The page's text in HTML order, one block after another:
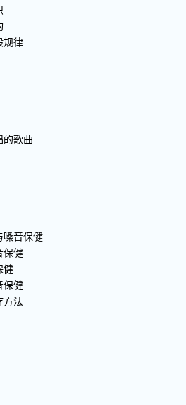
规律
的歌曲
嗓音保健
保健
健
保健
方法